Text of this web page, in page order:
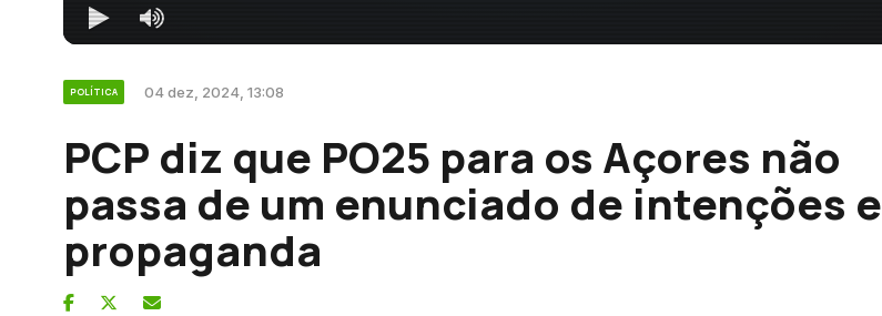
POLÍTICA 04 dez, 2024, 13:08
PCP diz que PO25 para os Açores não
passa de um enunciado de intenções e
propaganda